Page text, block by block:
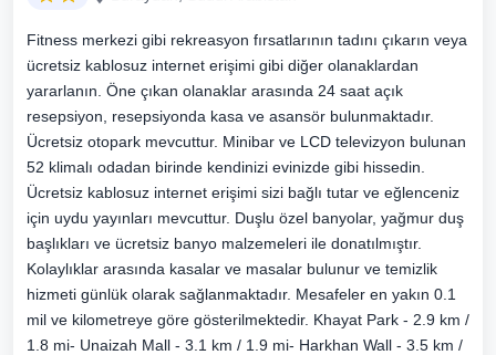
Fitness merkezi gibi rekreasyon fırsatlarının tadını çıkarın veya
ücretsiz kablosuz internet erişimi gibi diğer olanaklardan
yararlanın. Öne çıkan olanaklar arasında 24 saat açık
resepsiyon, resepsiyonda kasa ve asansör bulunmaktadır.
Ücretsiz otopark mevcuttur. Minibar ve LCD televizyon bulunan
52 klimalı odadan birinde kendinizi evinizde gibi hissedin.
Ücretsiz kablosuz internet erişimi sizi bağlı tutar ve eğlenceniz
için uydu yayınları mevcuttur. Duşlu özel banyolar, yağmur duş
başlıkları ve ücretsiz banyo malzemeleri ile donatılmıştır.
Kolaylıklar arasında kasalar ve masalar bulunur ve temizlik
hizmeti günlük olarak sağlanmaktadır. Mesafeler en yakın 0.1
mil ve kilometreye göre gösterilmektedir. Khayat Park - 2.9 km /
1.8 mi- Unaizah Mall - 3.1 km / 1.9 mi- Harkhan Wall - 3.5 km /